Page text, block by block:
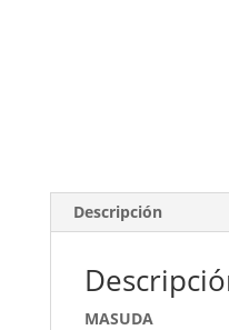
Descripción
MASUDA